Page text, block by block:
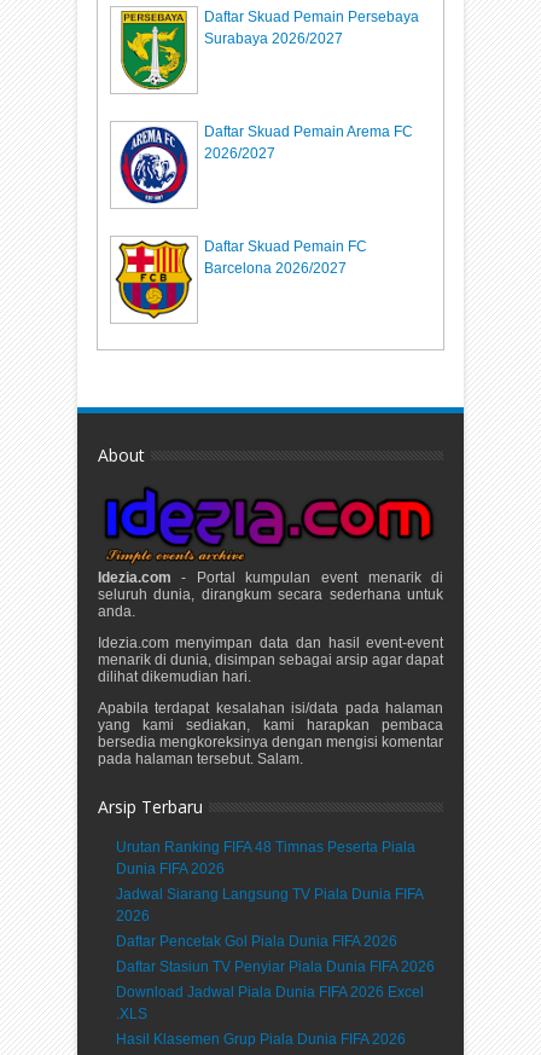
Daftar Skuad Pemain Persebaya
Surabaya 2026/2027
Daftar Skuad Pemain Arema FC
2026/2027
Daftar Skuad Pemain FC
Barcelona 2026/2027
About
Idezia.com - Portal kumpulan event menarik di
seluruh dunia, dirangkum secara sederhana untuk
anda.
Idezia.com menyimpan data dan hasil event-event
menarik di dunia, disimpan sebagai arsip agar dapat
dilihat dikemudian hari.
Apabila terdapat kesalahan isi/data pada halaman
yang kami sediakan, kami harapkan pembaca
bersedia mengkoreksinya dengan mengisi komentar
pada halaman tersebut. Salam.
Arsip Terbaru
Urutan Ranking FIFA 48 Timnas Peserta Piala
Dunia FIFA 2026
Jadwal Siarang Langsung TV Piala Dunia FIFA
2026
Daftar Pencetak Gol Piala Dunia FIFA 2026
Daftar Stasiun TV Penyiar Piala Dunia FIFA 2026
Download Jadwal Piala Dunia FIFA 2026 Excel
.XLS
Hasil Klasemen Grup Piala Dunia FIFA 2026